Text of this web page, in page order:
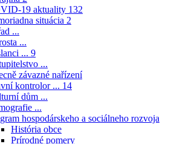
19 aktuality 132
situácia 2
...
...
... 9
...
závazné nařízení
kontrolor ... 14
dům ...
...
hospodárskeho a sociálneho rozvoja
História obce
Prírodné pomery